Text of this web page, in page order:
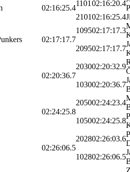
02:16:25.4
1101 02:16:20.4
210102:16:25.4
02:17:17.7
109502:17:17.3
209502:17:17.7
02:20:36.7
203002:20:32.9
103002:20:36.7
02:24:25.8
205002:24:23.4
105002:24:25.8
02:26:06.5
202802:26:03.6
102802:26:06.5